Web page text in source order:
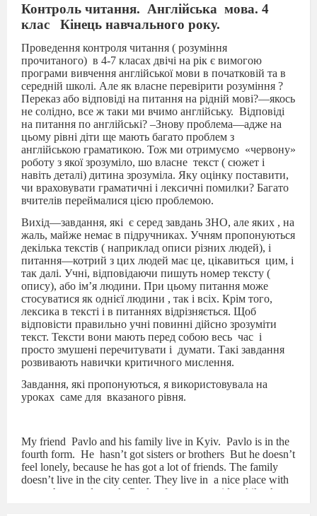
Контроль читання. Англійська мова. 4
клас
Кінець навчального року.
Проведення контроля читання ( розуміння
прочитаного) в 4-7 класах двічі на рік є вимогою
програми вивчення англійської мови в початковій та в
середній школі. Але як власне перевірити розуміння ?
Переказ або відповіді на питання на рідній мові?—якось
не солідно, все ж таки ми вчимо англійську. Відповіді
на питання по англійські? –Знову проблема—адже на
цьому рівні діти ще мають багато проблем з
англійською граматикою. Тож ми отримуємо «червону»
роботу з якої зрозуміло, шо власне текст ( сюжет і
навіть деталі) дитина зрозуміла. Яку оцінку поставити,
чи враховувати граматичні і лексичні помилки? Багато
вчителів переймалися цією проблемою.
Вихід—завдання, які є серед завдань ЗНО, але яких , на
жаль, майже немає в підручниках. Учням пропонуються
декілька текстів ( наприклад описи різних людей), і
питання—котрий з цих людей має це, цікавиться цим, і
так далі. Учні, відповідаючи пишуть номер тексту (
опису), або ім’я людини. При цьому питання може
стосуватися як однієї людини , так і всіх. Крім того,
лексика в тексті і в питаннях відрізняється. Щоб
відповісти правильно учні повинні дійсно зрозуміти
текст. Тексти вони мають перед собою весь час і
просто змушені перечитувати і думати. Такі завдання
розвивають навички критичного мислення.
Завдання, які пропонуються, я використовувала на
уроках саме для вказаного рівня.
My friend Pavlo and his family live in Kyiv. Pavlo is in the
fourth form. He hasn’t got sisters or brothers But he doesn’t
feel lonely, because he has got a lot of friends. The family
doesn’t live in the city center. They live in a nice place with
many shops and a park. Pavlo often goes to ride a bike there.